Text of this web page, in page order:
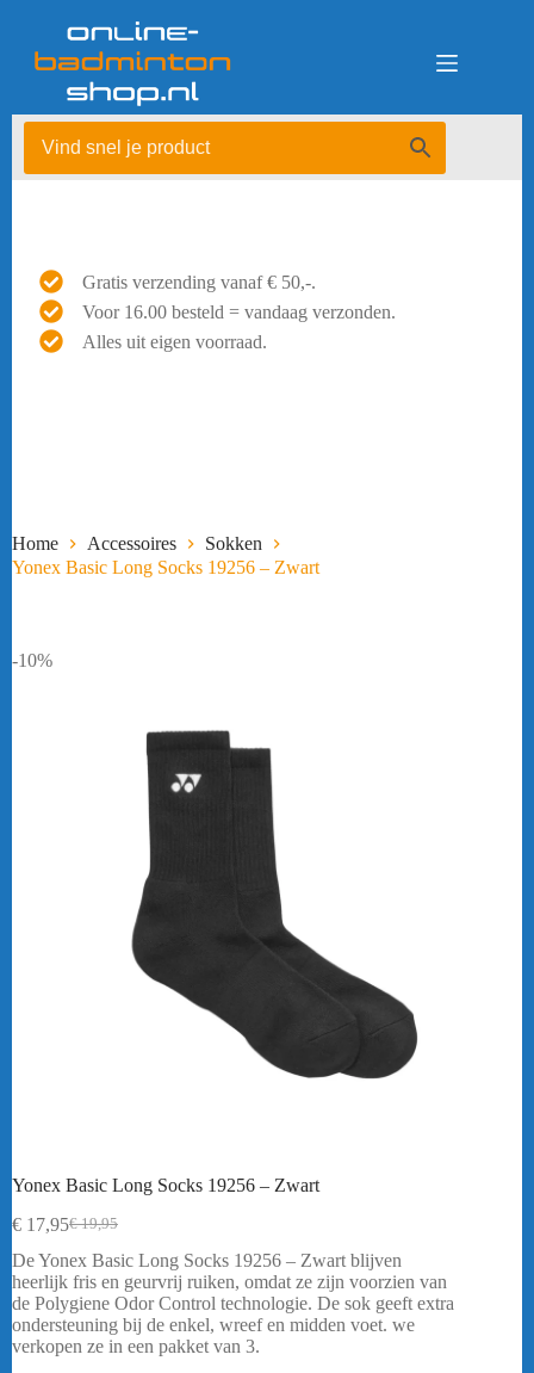
Gratis verzending vanaf € 50,-.
Voor 16.00 besteld = vandaag verzonden.
Alles uit eigen voorraad.
Home Accessoires
Sokken
Yonex Basic Long Socks 19256 – Zwart
-10%
Yonex Basic Long Socks 19256 – Zwart
€19,95
Oorspronkelijke
prijs
was:
€ 19,95.
€ 17,95Huidige
prijs
is:
€ 17,95.
De Yonex Basic Long Socks 19256 – Zwart blijven
heerlijk fris en geurvrij ruiken, omdat ze zijn voorzien van
de Polygiene Odor Control technologie. De sok geeft extra
ondersteuning bij de enkel, wreef en midden voet. we
verkopen ze in een pakket van 3.